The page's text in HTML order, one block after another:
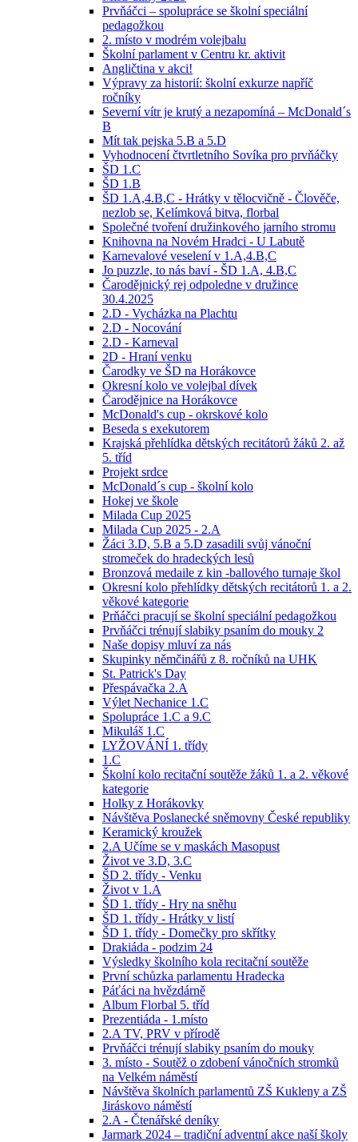
Prvňáčci – spolupráce se školní speciální
pedagožkou
2. místo v modrém volejbalu
Školní parlament v Centru kr. aktivit
Angličtina v akci!
Výpravy za historií: školní exkurze napříč
ročníky
Severní vítr je krutý a nezapomíná – McDonald´s
B
Mít tak pejska 5.B a 5.D
Vyhodnocení čtvrtletního Sovíka pro prvňáčky
ŠD 1.C
ŠD 1.B
ŠD 1.A,4.B,C - Hrátky v tělocvičně - Člověče,
nezlob se, Kelímková bitva, florbal
Společné tvoření družinkového jarního stromu
Knihovna na Novém Hradci - U Labutě
Karnevalové veselení v 1.A,4.B,C
Jo puzzle, to nás baví - ŠD 1.A, 4.B,C
Čarodějnický rej odpoledne v družince
30.4.2025
2.D - Vycházka na Plachtu
2.D - Nocování
2.D - Karneval
2D - Hraní venku
Čarodky ve ŠD na Horákovce
Okresní kolo ve volejbal dívek
Čarodějnice na Horákovce
McDonald's cup - okrskové kolo
Beseda s exekutorem
Krajská přehlídka dětských recitátorů žáků 2. až
5. tříd
Projekt srdce
McDonald´s cup - školní kolo
Hokej ve škole
Milada Cup 2025
Milada Cup 2025 - 2.A
Žáci 3.D, 5.B a 5.D zasadili svůj vánoční
stromeček do hradeckých lesů
Bronzová medaile z kin -ballového turnaje škol
Okresní kolo přehlídky dětských recitátorů 1. a 2.
věkové kategorie
Prňáčci pracují se školní speciální pedagožkou
Prvňáčci trénují slabiky psaním do mouky 2
Naše dopisy mluví za nás
Skupinky němčinářů z 8. ročníků na UHK
St. Patrick's Day
Přespávačka 2.A
Výlet Nechanice 1.C
Spolupráce 1.C a 9.C
Mikuláš 1.C
LYŽOVÁNÍ 1. třídy
1.C
Školní kolo recitační soutěže žáků 1. a 2. věkové
kategorie
Holky z Horákovky
Návštěva Poslanecké sněmovny České republiky
Keramický kroužek
2.A Učíme se v maskách Masopust
Život ve 3.D, 3.C
ŠD 2. třídy - Venku
Život v 1.A
ŠD 1. třídy - Hry na sněhu
ŠD 1. třídy - Hrátky v listí
ŠD 1. třídy - Domečky pro skřítky
Drakiáda - podzim 24
Výsledky školního kola recitační soutěže
První schůzka parlamentu Hradecka
Páťáci na hvězdárně
Album Florbal 5. tříd
Prezentiáda - 1.místo
2.A TV, PRV v přírodě
Prvňáčci trénují slabiky psaním do mouky
3. místo - Soutěž o zdobení vánočních stromků
na Velkém náměstí
Návštěva školních parlamentů ZŠ Kukleny a ZŠ
Jiráskovo náměstí
2.A - Čtenářské deníky
Jarmark 2024 – tradiční adventní akce naší školy